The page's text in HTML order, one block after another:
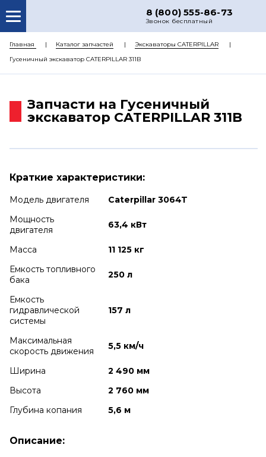
8 (800) 555-86-73
Звонок бесплатный
О НАС
КАТАЛОГ ЗАПЧАСТЕЙ
ДОСТАВКА
Главная Каталог запчастей
Экскаваторы CATERPILLAR
Гусеничный экскаватор CATERPILLAR 311B
Запчасти на Гусеничный
экскаватор CATERPILLAR 311B
Краткие характеристики:
Модель двигателя
Caterpillar 3064T
Мощность
двигателя
63,4 кВт
Масса
11 125 кг
Емкость топливного
бака
250 л
Емкость
гидравлической
системы
157 л
Максимальная
скорость движения
5,5 км/ч
Ширина
2 490 мм
Высота
2 760 мм
Глубина копания
5,6 м
Описание: